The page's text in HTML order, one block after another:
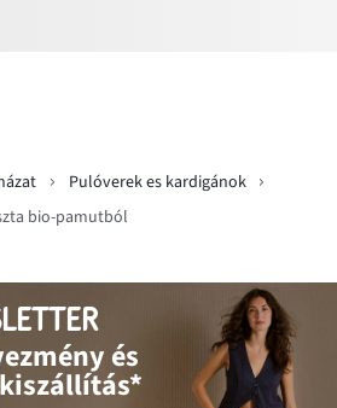
Pulóverek es kardigánok
bio-pamutból
és